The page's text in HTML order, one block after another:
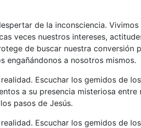
de la inconsciencia.
veces nuestros intereses,
de buscar nuestra conversión
engañándonos a nosotros mismos.
Escuchar los gemidos de
a su presencia misteriosa
pasos de Jesús.
Escuchar los gemidos de